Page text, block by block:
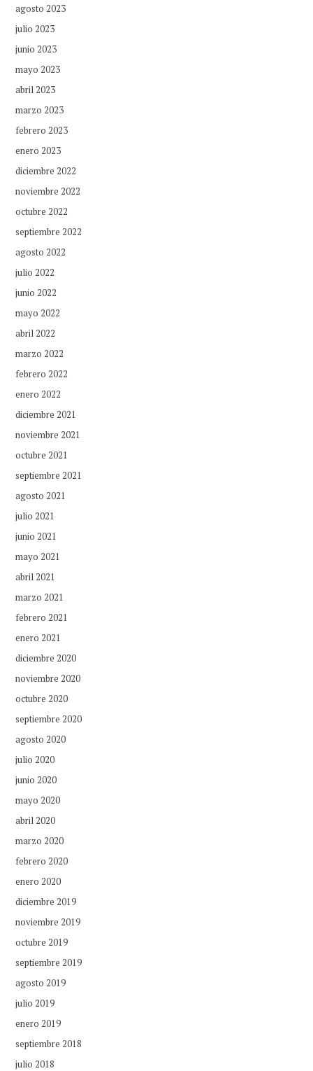
agosto 2023
julio 2023
junio 2023
mayo 2023
abril 2023
marzo 2023
febrero 2023
enero 2023
diciembre 2022
noviembre 2022
octubre 2022
septiembre 2022
agosto 2022
julio 2022
junio 2022
mayo 2022
abril 2022
marzo 2022
febrero 2022
enero 2022
diciembre 2021
noviembre 2021
octubre 2021
septiembre 2021
agosto 2021
julio 2021
junio 2021
mayo 2021
abril 2021
marzo 2021
febrero 2021
enero 2021
diciembre 2020
noviembre 2020
octubre 2020
septiembre 2020
agosto 2020
julio 2020
junio 2020
mayo 2020
abril 2020
marzo 2020
febrero 2020
enero 2020
diciembre 2019
noviembre 2019
octubre 2019
septiembre 2019
agosto 2019
julio 2019
enero 2019
septiembre 2018
julio 2018